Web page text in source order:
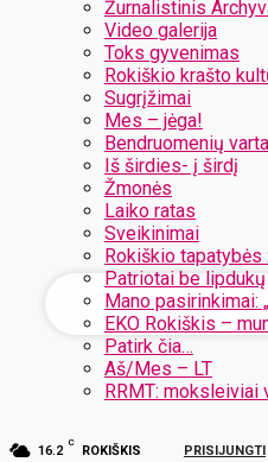
Žurnalistinis
Video galerija
Toks gyvenimas
Rokiškio krašto
Sugrįžimai
Mes – jėga!
Bendruomenių
Iš širdies- į širdį
Žmonės
Laiko ratas
Sveikinimai
Rokiškio
Patriotai be lipdukų
Mano pasirinkimai:
EKO Rokiškis –
Patirk čia…
Aš/Mes – LT
RRMT: moksleiviai
16.2
C
ROKIŠKIS PRISIJUNGTI